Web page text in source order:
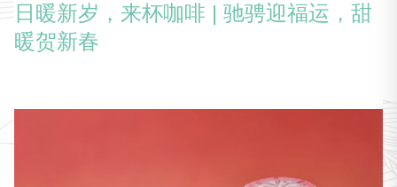
日暖新岁，来杯咖啡 | 驰骋迎福运，甜
暖贺新春